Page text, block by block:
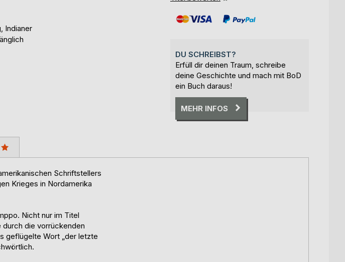
Indianer
DU SCHREIBST?
Erfüll dir deinen Traum, schreibe
deine Geschichte und mach mit BoD
ein Buch daraus!
MEHR INFOS
Schriftstellers
Krieges in Nordamerika
Nicht nur im Titel
durch die vorrückenden
geflügelte Wort „der letzte